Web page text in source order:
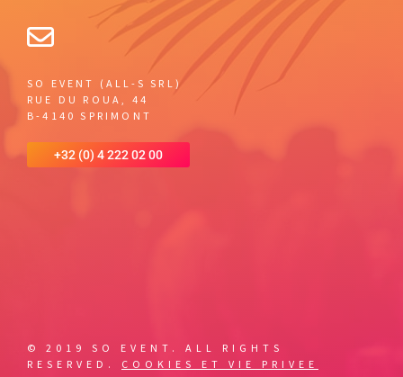
SO EVENT (ALL-S SRL)
RUE DU ROUA, 44
B-4140 SPRIMONT
+32 (0) 4 222 02 00
© 2019 SO EVENT. ALL RIGHTS
RESERVED. COOKIES ET VIE PRIVEE